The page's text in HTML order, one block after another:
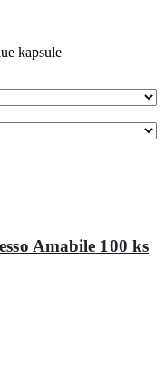
kapsule
Amabile 100 ks